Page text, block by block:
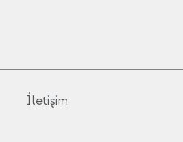
İletişim